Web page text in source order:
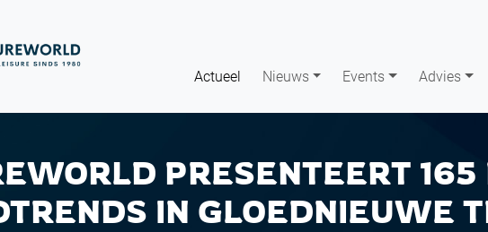
Actueel Nieuws Events Advies
PRESENTEERT
IN GLOEDNIEUWE